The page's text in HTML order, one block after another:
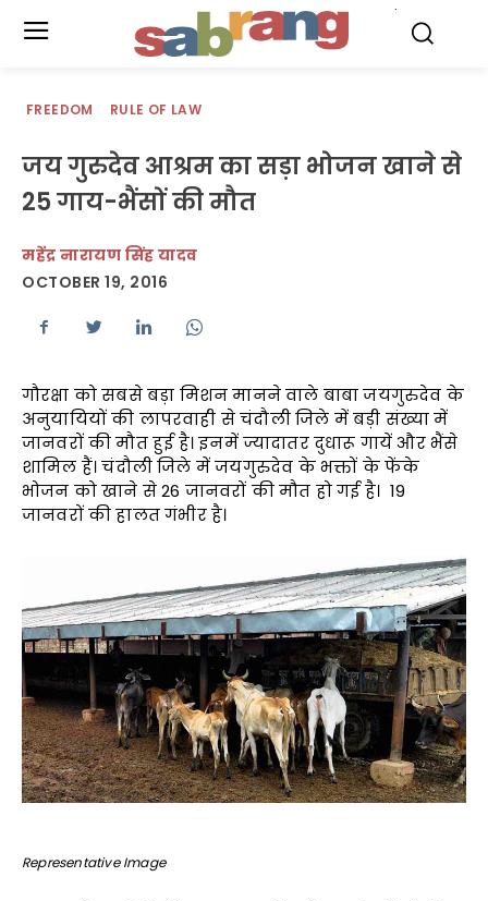
FREEDOM RULE OF LAW
जय गुरुदेव आश्रम का सड़ा भोजन खाने से
25 गाय-भैंसों की मौत
महेंद्र नारायण सिंह यादव
OCTOBER 19, 2016
गौरक्षा को सबसे बड़ा मिशन मानने वाले बाबा जयगुरुदेव के
अनुयायियों की लापरवाही से चंदौली जिले में बड़ी संख्या में
जानवरों की मौत हुई है। इनमें ज्यादातर दुधारू गायें और भैंसे
शामिल हैं। चंदौली जिले में जयगुरुदेव के भक्तों के फेंके
भोजन को खाने से 26 जानवरों की मौत हो गई है। 19
जानवरों की हालत गंभीर है।
Representative Image